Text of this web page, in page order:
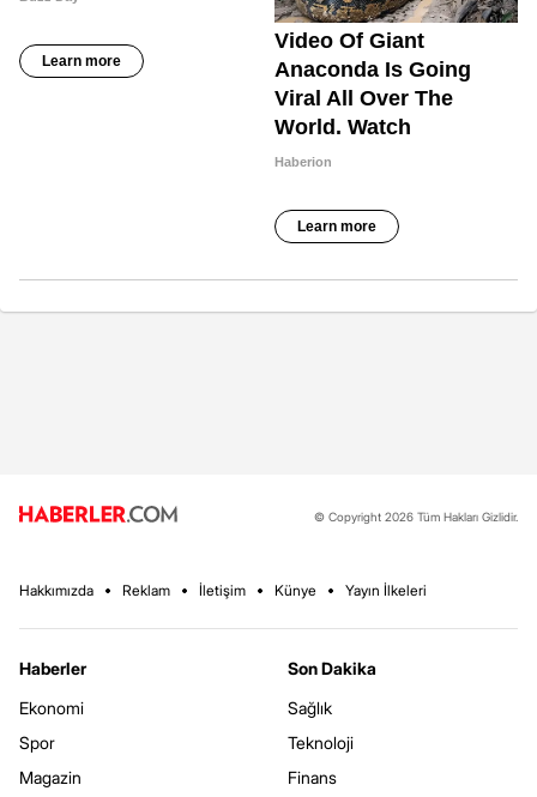
© Copyright 2026 Tüm Hakları Gizlidir.
Hakkımızda Reklam İletişim Künye Yayın İlkeleri
Haberler
Ekonomi
Spor
Magazin
Son Dakika
Sağlık
Teknoloji
Finans